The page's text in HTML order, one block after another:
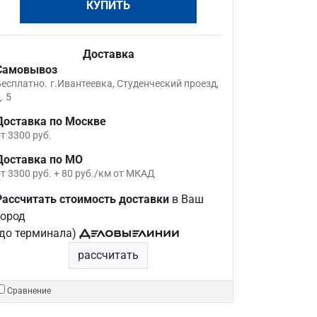
КУПИТЬ
Доставка
г.Ивантеевка, Студенческий проезд,
5
по Москве
3300 руб.
по МО
3300 руб. + 80 руб./км от МКАД
стоимость доставкив Ваш
терминала)
рассчитать
Сравнение